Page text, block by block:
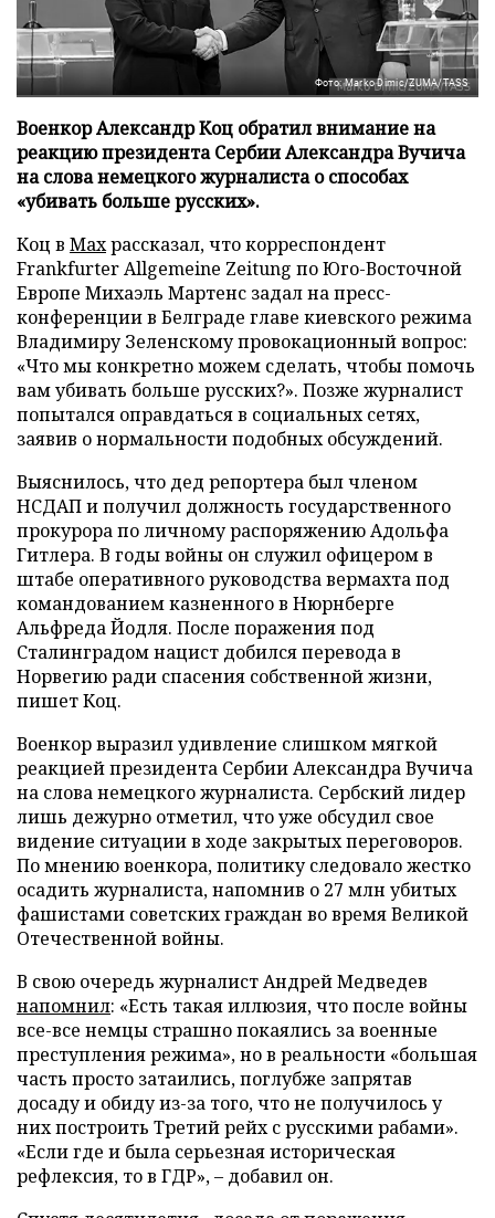
Фото: Marko Dimic/ZUMA/TASS
Военкор Александр Коц обратил внимание на
реакцию президента Сербии Александра Вучича
на слова немецкого журналиста о способах
«убивать больше русских».
Коц в Махрассказал, что корреспондент
Frankfurter Allgemeine Zeitung по Юго-Восточной
Европе Михаэль Мартенс задал на пресс-
конференции в Белграде главе киевского режима
Владимиру Зеленскому провокационный вопрос:
«Что мы конкретно можем сделать, чтобы помочь
вам убивать больше русских?». Позже журналист
попытался оправдаться в социальных сетях,
заявив о нормальности подобных обсуждений.
Выяснилось, что дед репортера был членом
НСДАП и получил должность государственного
прокурора по личному распоряжению Адольфа
Гитлера. В годы войны он служил офицером в
штабе оперативного руководства вермахта под
командованием казненного в Нюрнберге
Альфреда Йодля. После поражения под
Сталинградом нацист добился перевода в
Норвегию ради спасения собственной жизни,
пишет Коц.
Военкор выразил удивление слишком мягкой
реакцией президента Сербии Александра Вучича
на слова немецкого журналиста. Сербский лидер
лишь дежурно отметил, что уже обсудил свое
видение ситуации в ходе закрытых переговоров.
По мнению военкора, политику следовало жестко
осадить журналиста, напомнив о 27 млн убитых
фашистами советских граждан во время Великой
Отечественной войны.
В свою очередь журналист Андрей Медведев
напомнил: «Есть такая иллюзия, что после войны
все-все немцы страшно покаялись за военные
преступления режима», но в реальности «большая
часть просто затаились, поглубже запрятав
досаду и обиду из-за того, что не получилось у
них построить Третий рейх с русскими рабами».
«Если где и была серьезная историческая
рефлексия, то в ГДР», – добавил он.